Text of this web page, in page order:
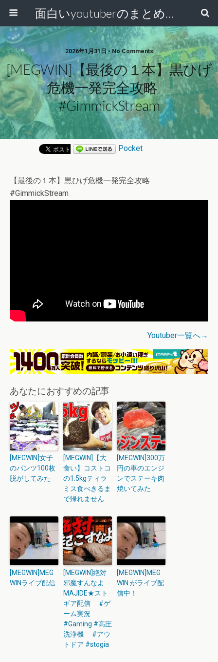
面白いyoutuberのまとめ動画
2026年1月31日 • No Comments
[MEGWIN]【最後の１本】黒ひげ
危機一発完全攻略
#GimmickStream
Pocket
【最後の１本】黒ひげ危機一発完全攻略
#GimmickStream
Youtuber一覧へ→
あなたにおすすめの記事
[MEGWIN]女子
のパンツ100枚
脱がしてみた
[MEGWIN]【大
食い】コストコ
の1.5kgティラ
ミス食べきるま
で帰れません
[MEGWIN]300万
円の車のエンジ
ンでステーキ肉
焼いてみた
[MEGWIN]MEG
WINライブ配信
[MEGWIN]絶対
邪魔すんなよ
MAJIDE★スト
ギア配信 #ゲ
ーム実況
#Gaming #高圧
洗浄機 #アウ
トドア #stogia
[MEGWIN]MEG
WIN がライブ配
信中！